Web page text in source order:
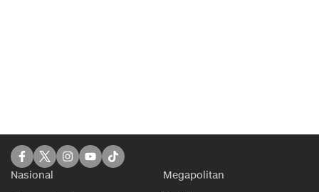
Nasional
Megapolitan